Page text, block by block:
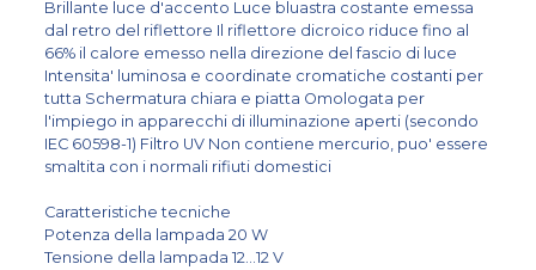
Brillante luce d'accento Luce bluastra costante emessa
dal retro del riflettore Il riflettore dicroico riduce fino al
66% il calore emesso nella direzione del fascio di luce
Intensita' luminosa e coordinate cromatiche costanti per
tutta Schermatura chiara e piatta Omologata per
l'impiego in apparecchi di illuminazione aperti (secondo
IEC 60598-1) Filtro UV Non contiene mercurio, puo' essere
smaltita con i normali rifiuti domestici
Caratteristiche tecniche
Potenza della lampada 20 W
Tensione della lampada 12...12 V